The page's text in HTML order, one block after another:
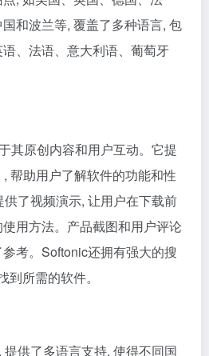
和波兰等, 覆盖了多种语言, 包
、法语、意大利语、葡萄牙
其原创内容和用户互动。它提
, 帮助用户了解软件的功能和性
了视频演示, 让用户在下载前
用方法。产品截图和用户评论
考。Softonic还拥有强大的搜
所需的软件。
供了多语言支持, 使得不同国